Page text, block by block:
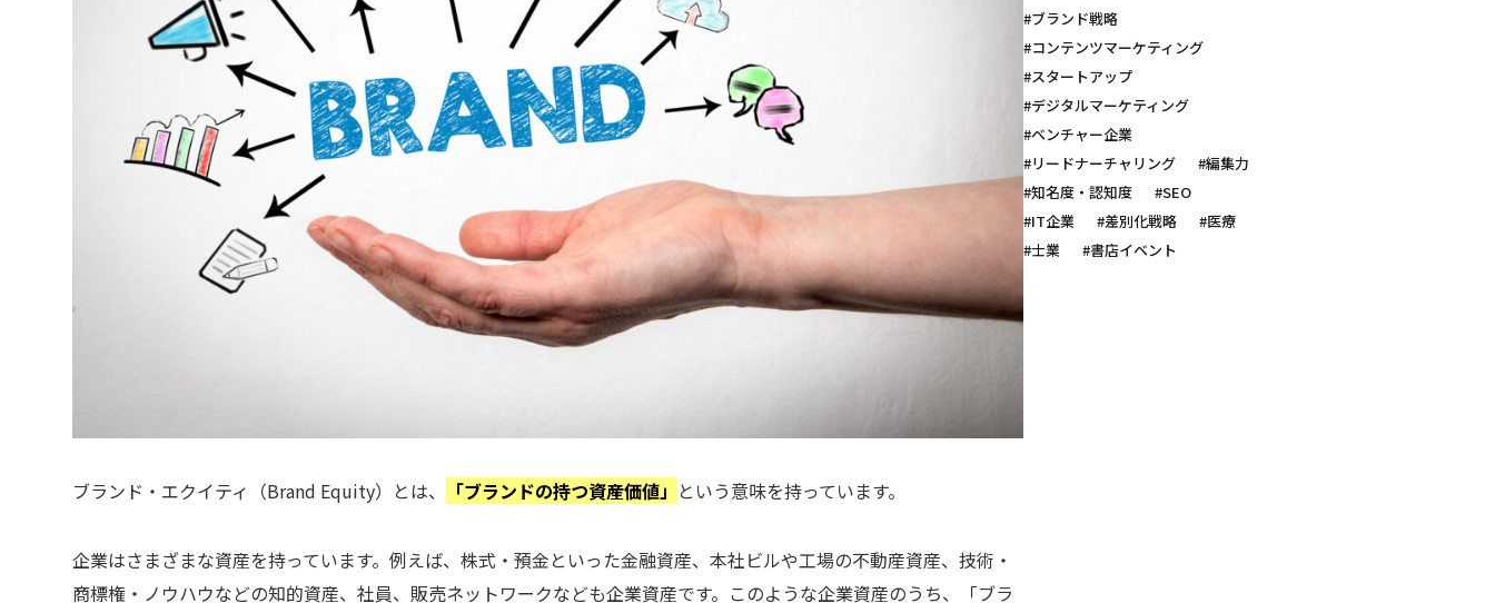
ブランド・エクイティ（Brand Equity）とは、 「ブランドの持つ資産価値」 という意味を持っています。
企業はさまざまな資産を持っています。例えば、株式・預金といった金融資産、本社ビルや工場の不動産資産、技術・
商標権・ノウハウなどの知的資産、社員、販売ネットワークなども企業資産です。このような企業資産のうち、「ブラ
#ブランド戦略
#コンテンツマーケティング
#スタートアップ
#デジタルマーケティング
#ベンチャー企業
#リードナーチャリング
#編集力
#知名度・認知度
#SEO
#IT企業
#差別化戦略
#医療
#士業
#書店イベント